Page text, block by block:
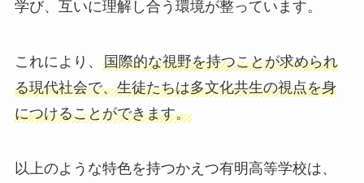
学び、互いに理解し合う環境が整っています。
これにより、 国際的な視野を持つことが求められ
る現代社会で、生徒たちは多文化共生の視点を身
につけることができます。
以上のような特色を持つかえつ有明高等学校は、